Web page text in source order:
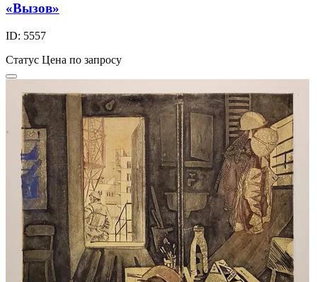
«Вызов»
ID: 5557
Статус Цена по запросу